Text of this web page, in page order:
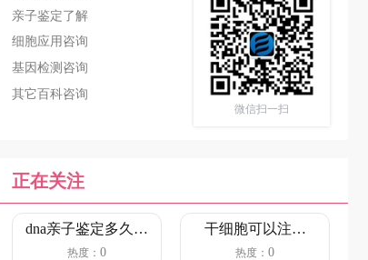
亲子鉴定了解
细胞应用咨询
基因检测咨询
其它百科咨询
微信扫一扫
正在关注
dna亲子鉴定多久出
结果（5-7个工作
热度： 0
干细胞可以注射
吗？（注射干细胞
热度： 0